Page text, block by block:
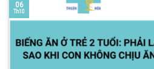
06
Th10